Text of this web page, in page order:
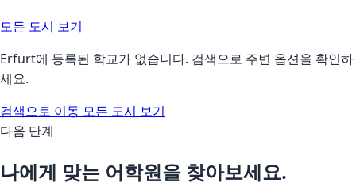
모든 도시 보기
Erfurt에 등록된 학교가 없습니다. 검색으로 주변 옵션을 확인하
세요.
검색으로 이동 모든 도시 보기
다음 단계
나에게 맞는 어학원을 찾아보세요.